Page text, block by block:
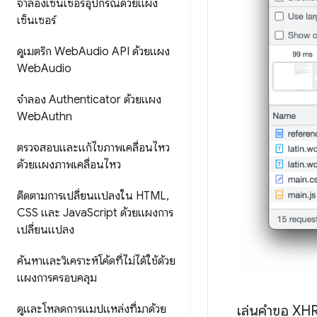
จำลองเซ็นเซอร์อุปกรณ์ด้วยแผง
เซ็นเซอร์
ดูเมตริก WebAudio API ด้วยแผง
WebAudio
จำลอง Authenticator ด้วยแผง
WebAuthn
ตรวจสอบและแก้ไขภาพเคลื่อนไหว
ด้วยแผงภาพเคลื่อนไหว
ติดตามการเปลี่ยนแปลงใน HTML,
CSS และ JavaScript ด้วยแผงการ
เปลี่ยนแปลง
ค้นหาและวิเคราะห์โค้ดที่ไม่ได้ใช้ด้วย
แผงการครอบคลุม
ดูและโหลดการแมปแหล่งที่มาด้วย เล่นคำขอ